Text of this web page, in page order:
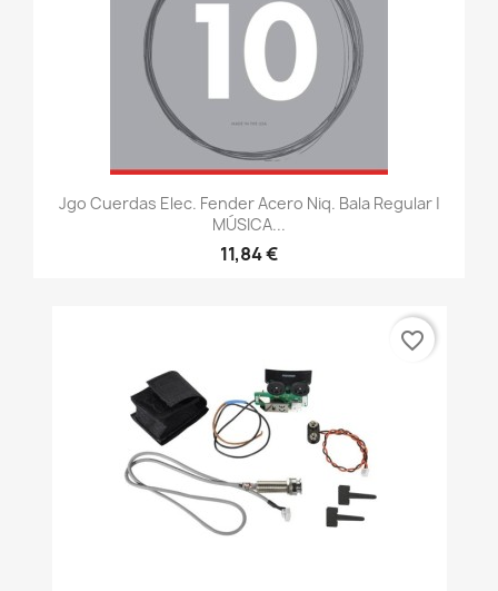
Jgo Cuerdas Elec. Fender Acero Niq. Bala Regular |
MÚSICA...
11,84 €
favorite_border